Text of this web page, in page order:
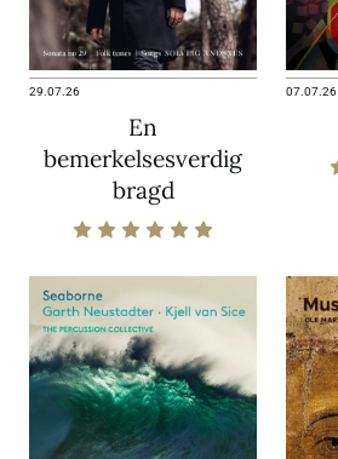
29.07.26
En
bemerkelsesverdig
bragd
07.07.26